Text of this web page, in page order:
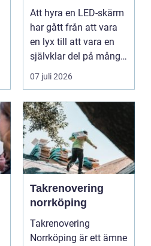
upplevelser på
event
Att hyra en LED-skärm
har gått från att vara
en lyx till att vara en
självklar del på många
event, m...
07 juli 2026
Takrenovering
norrköping
Takrenovering
Norrköping är ett ämne